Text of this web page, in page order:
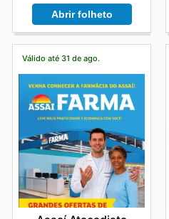
Abrir folheto
Válido até 31 de ago.